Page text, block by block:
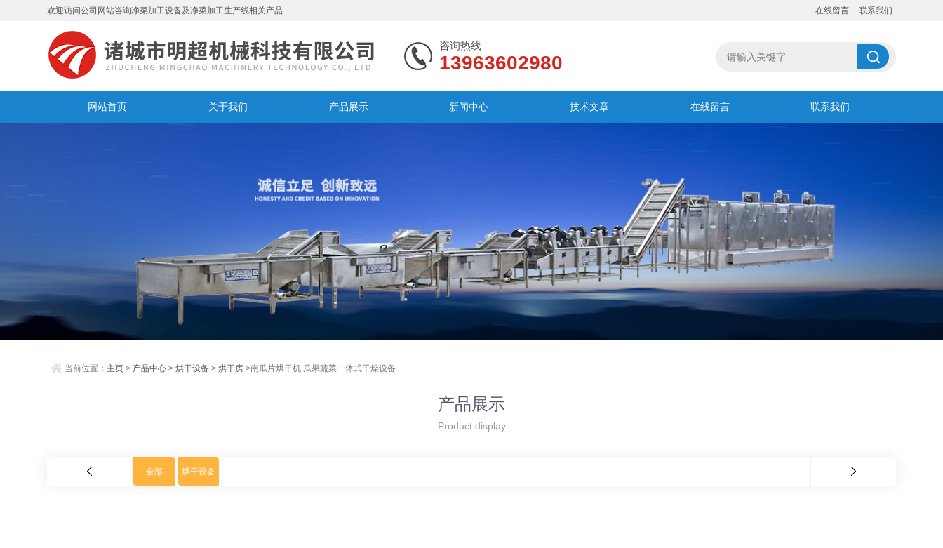
欢迎访问公司网站咨询净菜加工设备及净菜加工生产线相关产品 在线留言 联系我们
咨询热线
13963602980
网站首页 关于我们 产品展示 新闻中心 技术文章 在线留言 联系我们
当前位置： 主页 > 产品中心 >烘干设备 >烘干房 >南瓜片烘干机 瓜果蔬菜一体式干燥设备
产品展示
Product display
全部 烘干设备